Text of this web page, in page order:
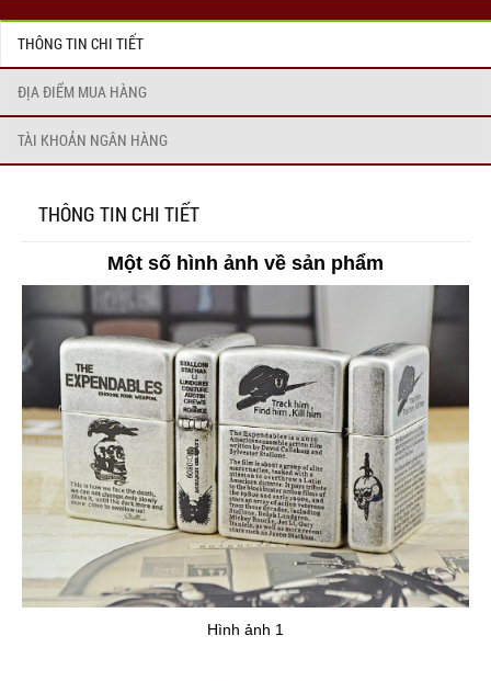
THÔNG TIN CHI TIẾT
ĐỊA ĐIỂM MUA HÀNG
TÀI KHOẢN NGÂN HÀNG
THÔNG TIN CHI TIẾT
Một số hình ảnh về sản phẩm
Hình ảnh 1